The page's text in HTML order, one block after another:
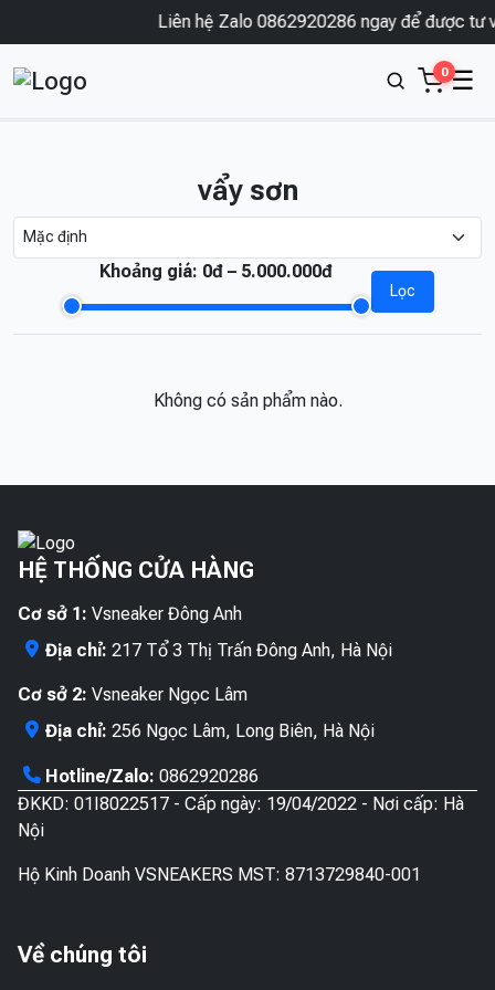
Liên hệ Zalo 0862920286 ngay để được tư
0 ☰
vẩy sơn
Khoảng giá: 0đ – 5.000.000đ
Lọc
Không có sản phẩm nào.
HỆ THỐNG CỬA HÀNG
Cơ sở 1: Vsneaker Đông Anh
Địa chỉ: 217 Tổ 3 Thị Trấn Đông Anh, Hà Nội
Cơ sở 2: Vsneaker Ngọc Lâm
Địa chỉ: 256 Ngọc Lâm, Long Biên, Hà Nội
Hotline/Zalo: 0862920286
ĐKKD: 01I8022517 - Cấp ngày: 19/04/2022 - Nơi cấp: Hà
Nội
Hộ Kinh Doanh VSNEAKERS MST: 8713729840-001
Về chúng tôi